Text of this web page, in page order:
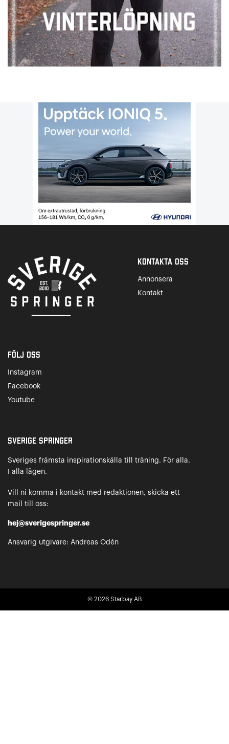
Kontakta Oss
Annonsera
Kontakt
Följ oss
Instagram
Facebook
Youtube
Sverige Springer
Sveriges främsta inspirationskälla till träning. För alla.
I alla lägen.
Vill ni komma i kontakt med redaktionen, skicka ett
mail till oss:
hej@sverigespringer.se
Ansvarig utgivare: Andreas Odén
© 2026 Starbay AB